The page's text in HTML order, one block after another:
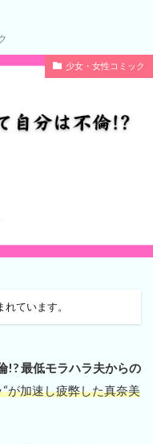
少女・女性コミック
ています。
!? 最低モラハラ夫からの
が加速し疲弊した真奈美